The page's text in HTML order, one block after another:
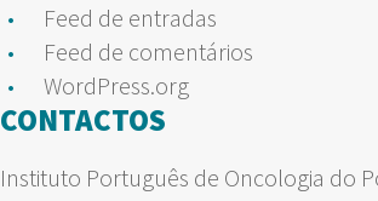
Feed de entradas
Feed de comentários
WordPress.org
CONTACTOS
Instituto Português de Oncologia do